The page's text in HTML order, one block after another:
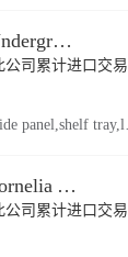
Knapheide Kc Underground
司累计进口交易
Russell James Cornelia Arlington Va
司累计进口交易